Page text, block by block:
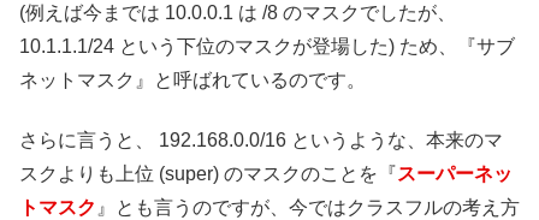
(例えば今までは 10.0.0.1 は /8 のマスクでしたが、
10.1.1.1/24 という下位のマスクが登場した) ため、『サブ
ネットマスク』と呼ばれているのです。
さらに言うと、 192.168.0.0/16 というような、本来のマ
スクよりも上位 (super) のマスクのことを『スーパーネッ
トマスク 』とも言うのですが、今ではクラスフルの考え方